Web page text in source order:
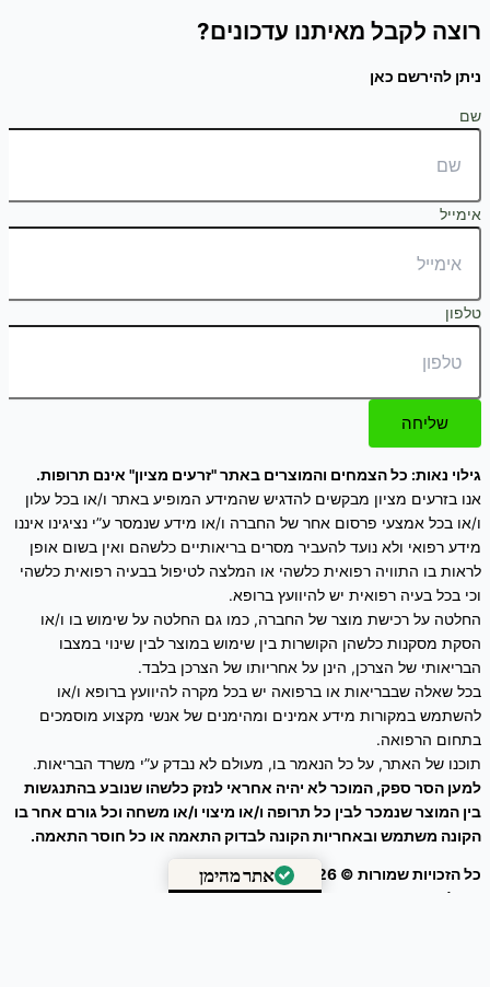
רוצה לקבל מאיתנו עדכונים?
ניתן להירשם כאן
שם
אימייל
טלפון
שליחה
גילוי נאות: כל הצמחים והמוצרים באתר "זרעים מציון" אינם תרופות.
אנו בזרעים מציון מבקשים להדגיש שהמידע המופיע באתר ו/או בכל עלון
ו/או בכל אמצעי פרסום אחר של החברה ו/או מידע שנמסר ע”י נציגינו איננו
מידע רפואי ולא נועד להעביר מסרים בריאותיים כלשהם ואין בשום אופן
לראות בו התוויה רפואית כלשהי או המלצה לטיפול בבעיה רפואית כלשהי
וכי בכל בעיה רפואית יש להיוועץ ברופא.
החלטה על רכישת מוצר של החברה, כמו גם החלטה על שימוש בו ו/או
הסקת מסקנות כלשהן הקושרות בין שימוש במוצר לבין שינוי במצבו
הבריאותי של הצרכן, הינן על אחריותו של הצרכן בלבד.
בכל שאלה שבבריאות או ברפואה יש בכל מקרה להיוועץ ברופא ו/או
להשתמש במקורות מידע אמינים ומהימנים של אנשי מקצוע מוסמכים
בתחום הרפואה.
תוכנו של האתר, על כל הנאמר בו, מעולם לא נבדק ע”י משרד הבריאות.
למען הסר ספק, המוכר לא יהיה אחראי לנזק כלשהו שנובע בהתנגשות
בין המוצר שנמכר לבין כל תרופה ו/או מיצוי ו/או משחה וכל גורם אחר בו
הקונה משתמש ובאחריות הקונה לבדוק התאמה או כל חוסר התאמה.
כל הזכויות שמורות © 2026
זרעים מציון
ניהול אתר – עיצוב ושיווק דיגיטלי :Webeing Digital
אתר מהימן